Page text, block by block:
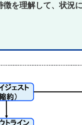
を理解して、状況